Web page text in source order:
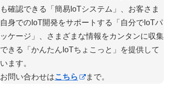
も確認できる「簡易IoTシステム」、お客さま
自身でのIoT開発をサポートする「自分でIoTパ
ッケージ」、さまざまな情報をカンタンに収集
できる「かんたんIoTちょこっと」を提供して
います。
お問い合わせはこちら まで。